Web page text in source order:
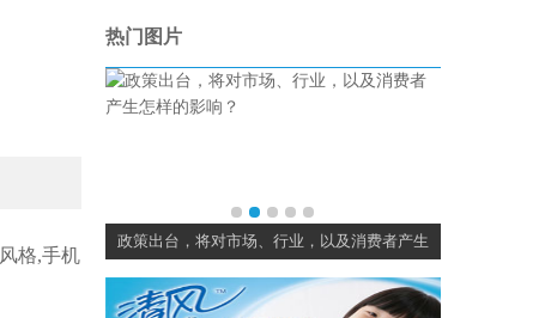
格,手机
热门图片
个月的银行 政策出台，将对市场、行业，以及消费者产生